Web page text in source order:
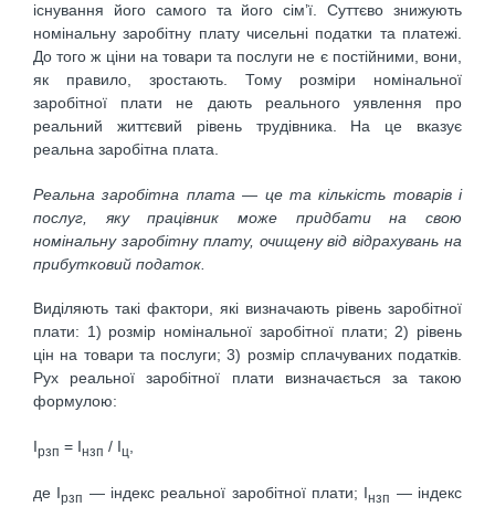
існування його самого та його сім’ї. Суттєво знижують
номінальну заробітну плату чисельні податки та платежі.
До того ж ціни на товари та послуги не є постійними, вони,
як правило, зростають. Тому розміри номінальної
заробітної плати не дають реального уявлення про
реальний життєвий рівень трудівника. На це вказує
реальна заробітна плата.
Реальна заробітна плата — це та кількість товарів і
послуг, яку працівник може придбати на свою
номінальну заробітну плату, очищену від відрахувань на
прибутковий податок.
Виділяють такі фактори, які визначають рівень заробітної
плати: 1) розмір номінальної заробітної плати; 2) рівень
цін на товари та послуги; 3) розмір сплачуваних податків.
Рух реальної заробітної плати визначається за такою
формулою:
Ірзп = Інзп / Іц
де Ірзп — індекс реальної заробітної плати; Інзп — індекс